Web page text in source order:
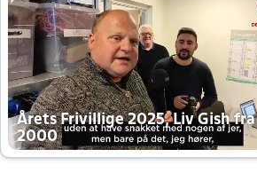
Årets Frivillige 2025, Liv Gish fra
2000